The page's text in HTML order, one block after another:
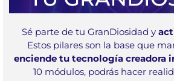
Sé parte de tu GranDiosidad y
Estos pilares son la base que
enciende tu tecnología creadora
10 módulos, podrás hacer